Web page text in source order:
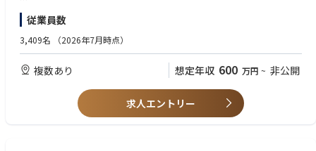
■案件例：
産業系・住宅系・複合施設系の開発事業、土地区画整理事業 等
※地権者、行政、コンサルティング会社など幅広い関係者との調整を通し
て、開発のプロジェクトマネジメント（PM）力が身に付きます。
らではの提案と経験ができる貴重なお仕事です。
※奏の杜(千葉県)：同社が「まちづくりコーディネーター」として総合プ
■歓迎資格：
宅地建物取引士、土地区画整理士、土木施工管理技士
従業員数
3,409名 （2026年7月時点）
複数あり 想定年収 600 万円 ~ 非公開
求人エントリー